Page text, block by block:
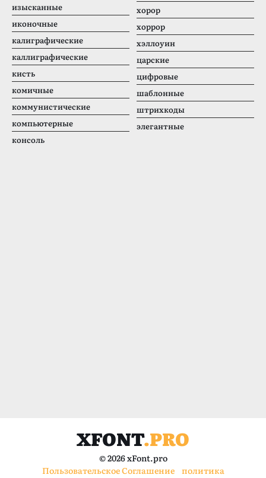
изысканные
иконочные
калиграфические
каллиграфические
кисть
комичные
коммунистические
компьютерные
консоль
хорор
хоррор
хэллоуин
царские
цифровые
шаблонные
штрихкоды
элегантные
XFONT.PRO
© 2026 xFont.pro
Пользовательское Соглашение
политика